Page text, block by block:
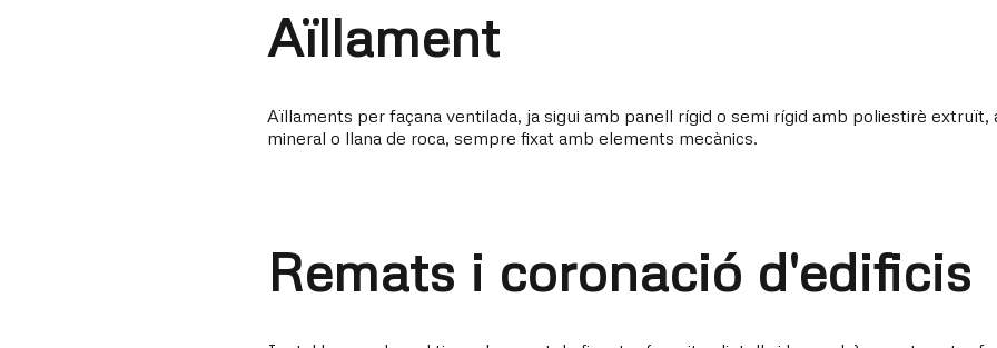
Aïllament
Aïllaments per façana ventilada, ja sigui amb panell rígid o semi rígid amb poliestirè
mineral o llana de roca, sempre fixat amb elements mecànics.
Remats i coronació d'edificis